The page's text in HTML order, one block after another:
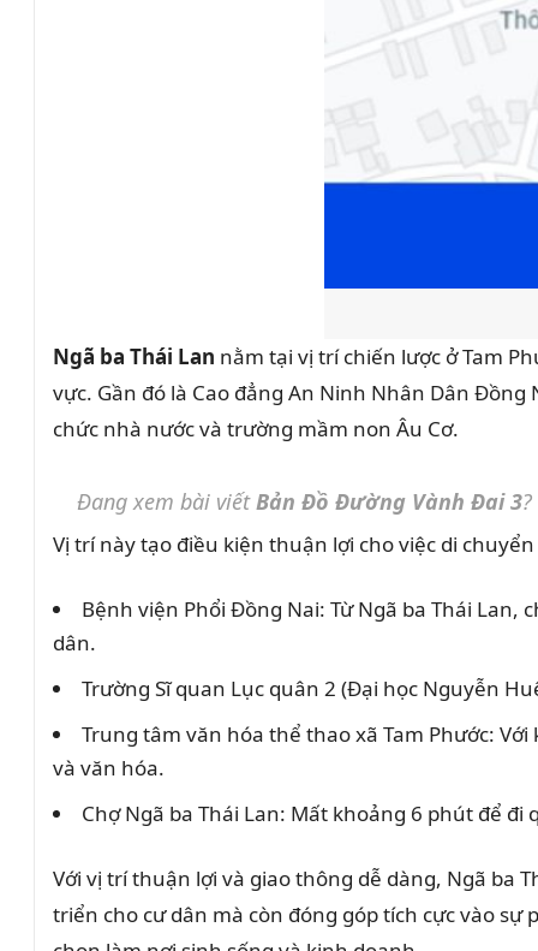
Ngã ba Thái Lan nằm tại vị trí chiến lược ở Tam
vực. Gần đó là Cao đẳng An Ninh Nhân Dân
chức nhà nước và trường mầm non Âu Cơ.
Đang xem bài viếtBản Đồ Đường Vành Đai 3
Vị trí này tạo điều kiện thuận lợi cho việc di
Bệnh viện Phổi Đồng Nai: Từ Ngã ba Thái
dân.
Trường Sĩ quan Lục quân 2 (Đại học Nguyễn
Trung tâm văn hóa thể thao xã Tam Phước:
và văn hóa.
Chợ Ngã ba Thái Lan: Mất khoảng 6 phút để
Với vị trí thuận lợi và giao thông dễ dàng, Ngã ba
triển cho cư dân mà còn đóng góp tích cực vào